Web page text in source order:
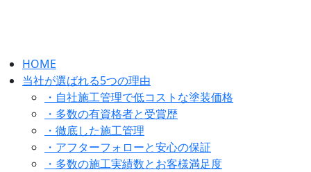
HOME
当社が選ばれる5つの理由
・自社施工管理で低コストな塗装価格
・多数の有資格者と受賞歴
・徹底した施工管理
・アフターフォローと安心の保証
・多数の施工実績数とお客様満足度